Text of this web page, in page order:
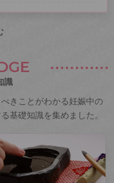
識
きことがわかる妊娠中の
基礎知識を集めました。